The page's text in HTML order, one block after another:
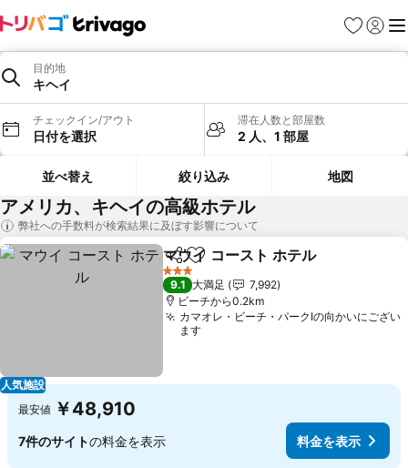
お気に入り
ログイ
メ
目的地
キヘイ
チェックイン/アウト
日付を選択
滞在人数と部屋数
2 人、1 部屋
並べ替え 絞り込み 地図
アメリカ、キヘイの高級ホテル
弊社への手数料が検索結果に及ぼす影響について
人気施設
シェアお気に入りに追加
マウイ コースト ホテル
3 ホテルのランク
9.1 大満足
7,992
ビーチから0.2km
カマオレ・ビーチ・パークIの向かいにござい
ます
最安値 ￥48,910
7件のサイトの料金を表示 料金を表示